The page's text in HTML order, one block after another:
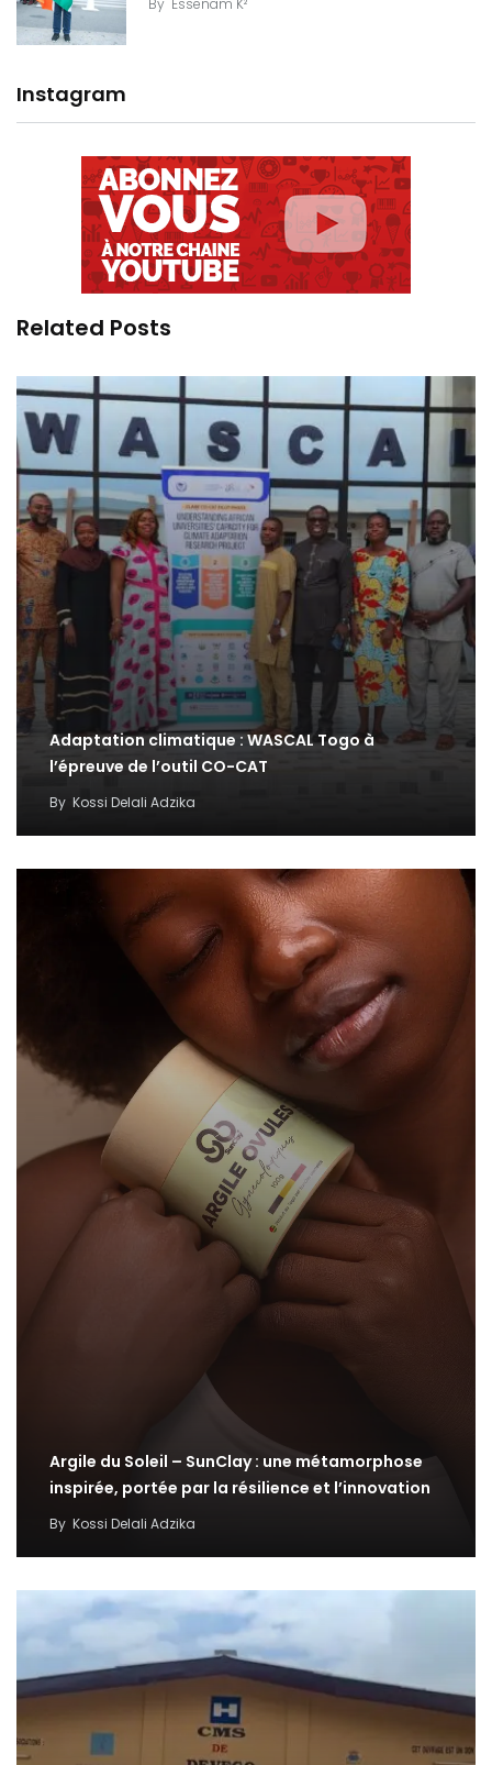
Instagram
Related Posts
Adaptation climatique : WASCAL Togo à
l’épreuve de l’outil CO-CAT
By Kossi Delali Adzika
Argile du Soleil – SunClay : une métamorphose
inspirée, portée par la résilience et l’innovation
By Kossi Delali Adzika